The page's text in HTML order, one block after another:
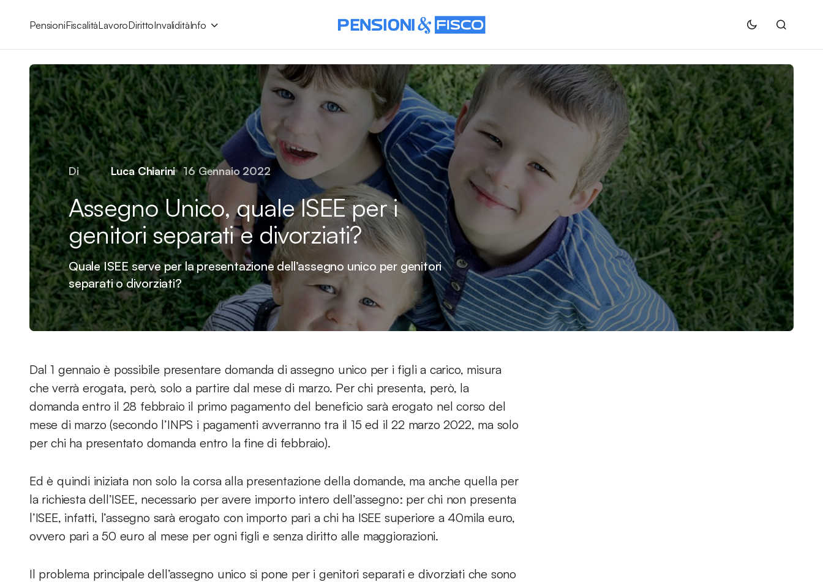
PensioniFiscalitàLavoroDirittoInvaliditàInfo
Di Luca Chiarini 16 Gennaio 2022
Assegno Unico, quale ISEE per i
genitori separati e divorziati?
Quale ISEE serve per la presentazione dell’assegno unico per genitori
separati o divorziati?
Dal 1 gennaio è possibile presentare domanda di assegno unico per i figli a carico, misura
che verrà erogata, però, solo a partire dal mese di marzo. Per chi presenta, però, la
domanda entro il 28 febbraio il primo pagamento del beneficio sarà erogato nel corso del
mese di marzo (secondo l’INPS i pagamenti avverranno tra il 15 ed il 22 marzo 2022, ma solo
per chi ha presentato domanda entro la fine di febbraio).
Ed è quindi iniziata non solo la corsa alla presentazione della domande, ma anche quella per
la richiesta dell’ISEE, necessario per avere importo intero dell’assegno: per chi non presenta
l’ISEE, infatti, l’assegno sarà erogato con importo pari a chi ha ISEE superiore a 40mila euro,
ovvero pari a 50 euro al mese per ogni figli e senza diritto alle maggiorazioni.
Il problema principale dell’assegno unico si pone per i genitori separati e divorziati che sono